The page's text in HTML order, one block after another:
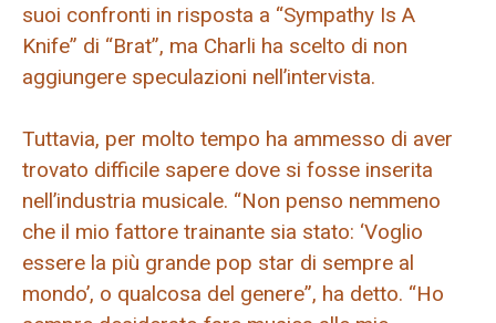
suoi confronti in risposta a “Sympathy Is A
Knife” di “Brat”, ma Charli ha scelto di non
aggiungere speculazioni nell’intervista.
Tuttavia, per molto tempo ha ammesso di aver
trovato difficile sapere dove si fosse inserita
nell’industria musicale. “Non penso nemmeno
che il mio fattore trainante sia stato: ‘Voglio
essere la più grande pop star di sempre al
mondo’, o qualcosa del genere”, ha detto. “Ho